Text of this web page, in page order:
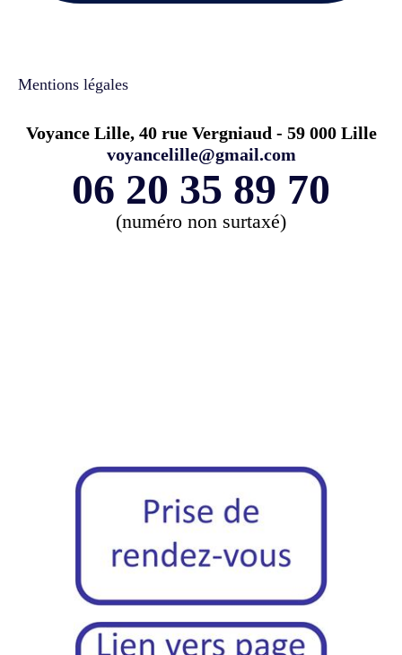
Mentions légales
Voyance Lille, 40 rue Vergniaud - 59 000 Lille
voyancelille@gmail.com
06 20 35 89 70
(numéro non surtaxé)